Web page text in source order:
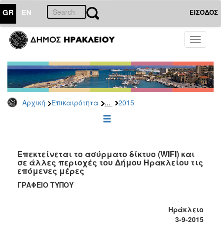
GR EN ΕΙΣΟΔΟΣ
Toggle
Αρχική Επικαιρότητα ... 2015
ΕΠΙΚΑΙΡΟΤΗΤΑ
Τύπου
Αρχείο
2026
2025
2022
2021
2020
Επεκτείνεται το ασύρματο δίκτυο (WIFI) και
σε άλλες περιοχές του Δήμου Ηρακλείου τις
επόμενες μέρες
ΓΡΑΦΕΙΟ ΤΥΠΟΥ
Ηράκλειο
3-9-2015